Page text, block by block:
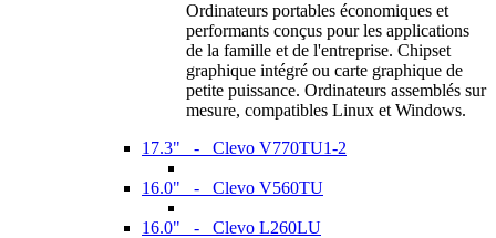
Ordinateurs portables économiques et
performants conçus pour les applications
de la famille et de l'entreprise. Chipset
graphique intégré ou carte graphique de
petite puissance. Ordinateurs assemblés sur
mesure, compatibles Linux et Windows.
17.3" - Clevo V770TU1-2
16.0" - Clevo V560TU
16.0" - Clevo L260LU